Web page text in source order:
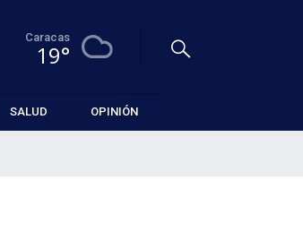
Caracas
19°
SALUD OPINIÓN